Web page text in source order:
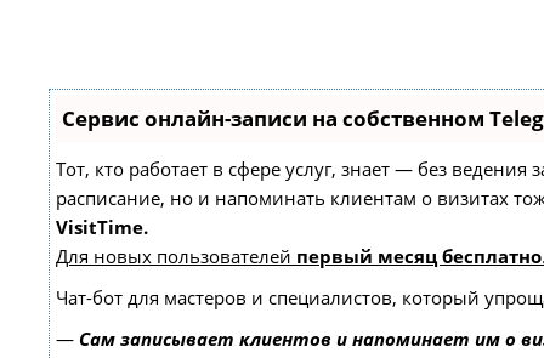
Сервис онлайн-записи на собственном
Тот, кто работает в сфере услуг, знает — без
расписание, но и напоминать клиентам о визитах
VisitTime.
Для новых пользователей первый месяц бесплатно
Чат-бот для мастеров и специалистов, который
— Сам записывает клиентов и напоминает им о